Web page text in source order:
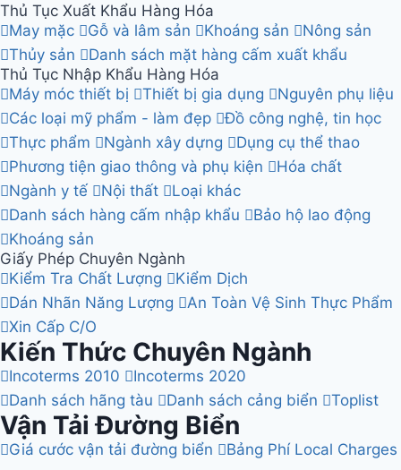
Thủ Tục Xuất Khẩu Hàng Hóa
May mặc
Gỗ và lâm sản Khoáng sản
Nông sản
Thủy sản
Danh sách mặt hàng cấm xuất khẩu
Thủ Tục Nhập Khẩu Hàng Hóa
Máy móc thiết bị
Thiết bị gia dụng
Nguyên phụ liệu
Các loại mỹ phẩm - làm đẹp
Đồ công nghệ, tin học
Thực phẩm
Ngành xây dựng
Dụng cụ thể thao
Phương tiện giao thông và phụ kiện
Hóa chất
Ngành y tế
Nội thất
Loại khác
Danh sách hàng cấm nhập khẩu
Bảo hộ lao động
Khoáng sản
Giấy Phép Chuyên Ngành
Kiểm Tra Chất Lượng
Kiểm Dịch
Dán Nhãn Năng Lượng
An Toàn Vệ Sinh Thực Phẩm
Xin Cấp C/O
Kiến Thức Chuyên Ngành
Incoterms 2010
Incoterms 2020
Danh sách hãng tàu
Danh sách cảng biển Toplist
Vận Tải Đường Biển
Giá cước vận tải đường biển Bảng Phí Local Charges